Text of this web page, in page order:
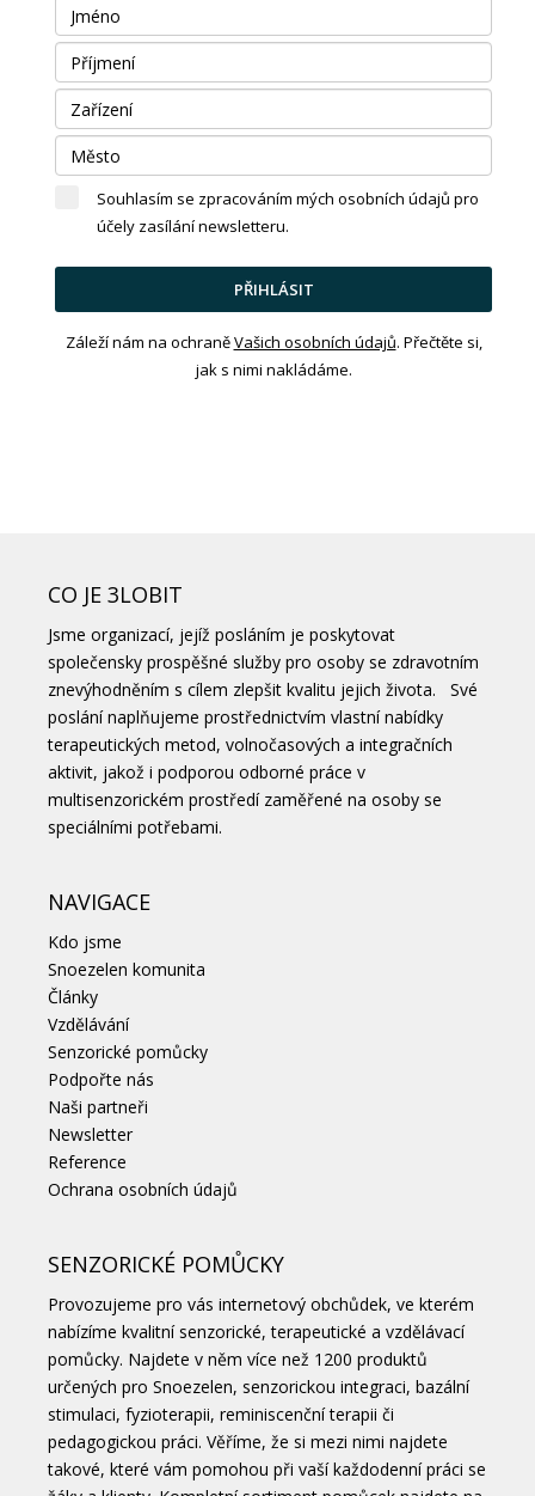
Souhlasím se zpracováním mých osobních údajů pro
účely zasílání newsletteru.
PŘIHLÁSIT
Záleží nám na ochraněVašich osobních údajů. Přečtěte si,
jak s nimi nakládáme.
CO JE 3LOBIT
Jsme organizací, jejíž posláním je poskytovat
společensky prospěšné služby pro osoby se zdravotním
znevýhodněním s cílem zlepšit kvalitu jejich života. Své
poslání naplňujeme prostřednictvím vlastní nabídky
terapeutických metod, volnočasových a integračních
aktivit, jakož i podporou odborné práce v
multisenzorickém prostředí zaměřené na osoby se
speciálními potřebami.
NAVIGACE
Kdo jsme
Snoezelen komunita
Články
Vzdělávání
Senzorické pomůcky
Podpořte nás
Naši partneři
Newsletter
Reference
Ochrana osobních údajů
SENZORICKÉ POMŮCKY
Provozujeme pro vás internetový obchůdek, ve kterém
nabízíme kvalitní senzorické, terapeutické a vzdělávací
pomůcky. Najdete v něm více než 1200 produktů
určených pro Snoezelen, senzorickou integraci, bazální
stimulaci, fyzioterapii, reminiscenční terapii či
pedagogickou práci. Věříme, že si mezi nimi najdete
takové, které vám pomohou při vaší každodenní práci se